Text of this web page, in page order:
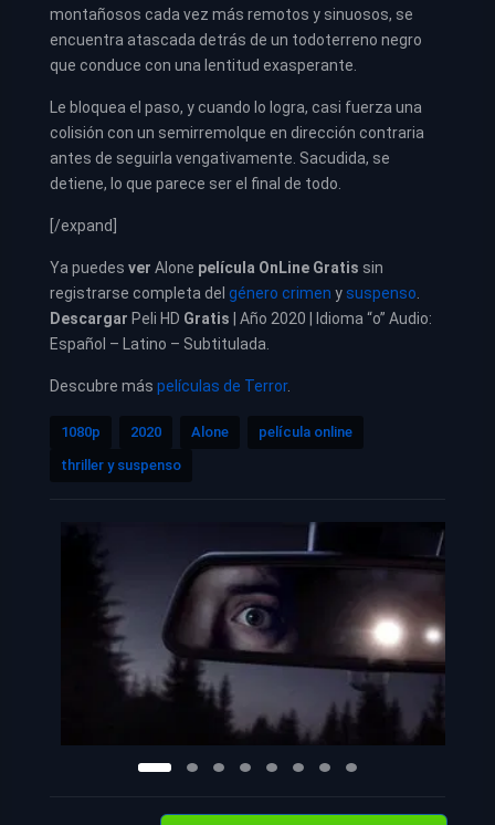
montañosos cada vez más remotos y sinuosos, se
encuentra atascada detrás de un todoterreno negro
que conduce con una lentitud exasperante.
Le bloquea el paso, y cuando lo logra, casi fuerza una
colisión con un semirremolque en dirección contraria
antes de seguirla vengativamente. Sacudida, se
detiene, lo que parece ser el final de todo.
[/expand]
Ya puedes ver Alone película OnLine Gratis sin
registrarse completa del género crimen ysuspenso
Descargar Peli HD Gratis | Año 2020 | Idioma “o” Audio:
Español – Latino – Subtitulada.
Descubre más películas de Terror.
1080p 2020 Alone
película online
thriller y suspenso